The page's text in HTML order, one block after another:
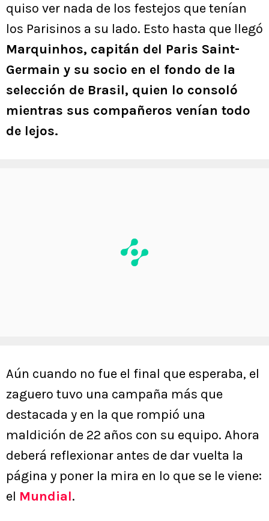
quiso ver nada de los festejos que tenían
los Parisinos a su lado. Esto hasta que llegó
Marquinhos, capitán del Paris Saint-
Germain y su socio en el fondo de la
selección de Brasil, quien lo consoló
mientras sus compañeros venían todo
de lejos.
Aún cuando no fue el final que esperaba, el
zaguero tuvo una campaña más que
destacada y en la que rompió una
maldición de 22 años con su equipo. Ahora
deberá reflexionar antes de dar vuelta la
página y poner la mira en lo que se le viene:
el Mundial.